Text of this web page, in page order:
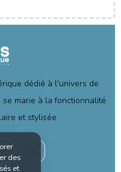
dédié à l'univers de
marie à la fonctionnalité
et stylisée.
des
et